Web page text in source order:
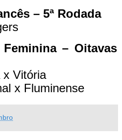
– 5ª Rodada
– Oitavas
x Vitória
x Fluminense